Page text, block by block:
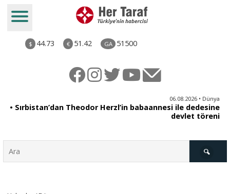
$ 44.73 € 51.42 GA 51500
06.08.2026 • Dünya
• Sırbistan’dan Theodor Herzl’in babaannesi ile dedesine
devlet töreni